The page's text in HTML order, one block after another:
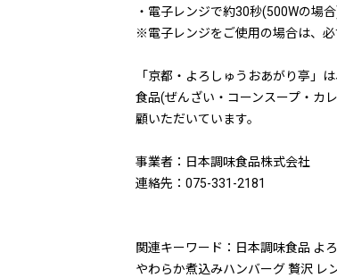
・電子レンジで約30秒(500Wの場
※電子レンジをご使用の場合は、必
「京都・よろしゅうおあがり亭」
食品(ぜんざい・コーンスープ・カ
顧いただいています。
事業者：日本調味食品株式会社
連絡先：075-331-2181
関連キーワード：日本調味食品 よ
やわらか煮込みハンバーグ 贅沢 レ